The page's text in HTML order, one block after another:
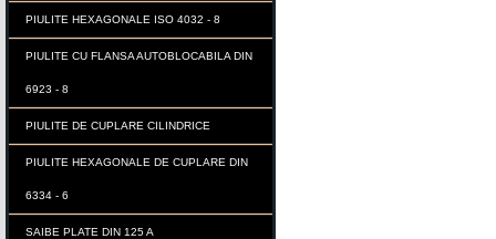
PIULITE HEXAGONALE ISO 4032 - 8
PIULITE CU FLANSA AUTOBLOCABILA DIN
6923 - 8
PIULITE DE CUPLARE CILINDRICE
PIULITE HEXAGONALE DE CUPLARE DIN
6334 - 6
SAIBE PLATE DIN 125 A